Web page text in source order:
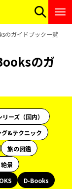
のガイドブック一覧
のガ
ーズ（国内）
グ&テクニック
旅の図鑑
景
D-Books